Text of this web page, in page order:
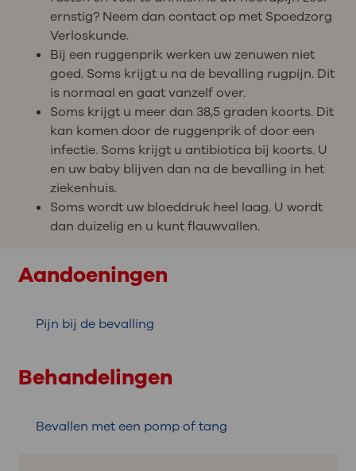
ernstig? Neem dan contact op met Spoedzorg
Verloskunde.
Bij een ruggenprik werken uw zenuwen niet
goed. Soms krijgt u na de bevalling rugpijn. Dit
is normaal en gaat vanzelf over.
Soms krijgt u meer dan 38,5 graden koorts. Dit
kan komen door de ruggenprik of door een
infectie. Soms krijgt u antibiotica bij koorts. U
en uw baby blijven dan na de bevalling in het
ziekenhuis.
Soms wordt uw bloeddruk heel laag. U wordt
dan duizelig en u kunt flauwvallen.
Aandoeningen
Pijn bij de bevalling
Behandelingen
Bevallen met een pomp of tang